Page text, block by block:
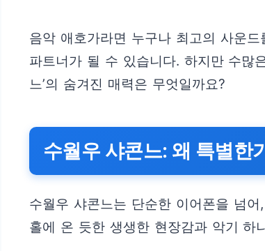
음악 애호가라면 누구나 최고의 사운
파트너가 될 수 있습니다. 하지만 수많
느’의 숨겨진 매력은 무엇일까요?
수월우 샤콘느: 왜 특별한
수월우 샤콘느는 단순한 이어폰을 넘
홀에 온 듯한 생생한 현장감과 악기 하